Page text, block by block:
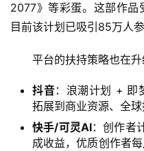
A
I
2077》等彩蛋。这部作品
目前该计划已吸引85万人
平台的扶持策略也在升
抖音：浪潮计划 + 即
拓展到商业资源、全球
快手/可灵AI：创作者
成收益，优质创作者